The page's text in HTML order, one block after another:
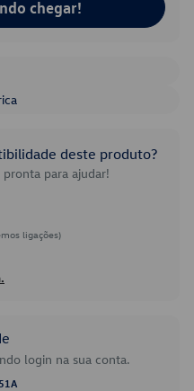
chegar!
deste produto?
para ajudar!
ligações)
login na sua conta.